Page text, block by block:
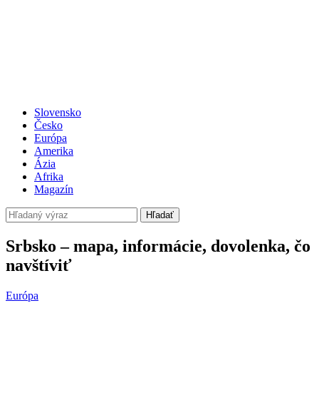
Slovensko
Česko
Európa
Amerika
Ázia
Afrika
Magazín
Hľadať
Srbsko – mapa, informácie, dovolenka, čo
navštíviť
Európa